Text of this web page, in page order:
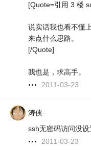
[Quote=引用 3 楼
说实话我也看不懂
来点什么思路。
[/Quote]
我也是，求高手。
2011-03-23
涛侠
ssh无密码访问没设
2011-03-23